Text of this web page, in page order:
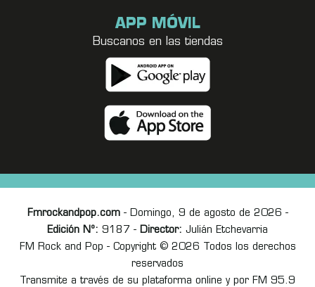
APP MÓVIL
Buscanos en las tiendas
Fmrockandpop.com- Domingo, 9 de agosto de 2026 -
Edición Nº: 9187 - Director: Julián Etchevarria
FM Rock and Pop - Copyright © 2026 Todos los derechos
reservados
Transmite a través de su plataforma online y por FM 95.9